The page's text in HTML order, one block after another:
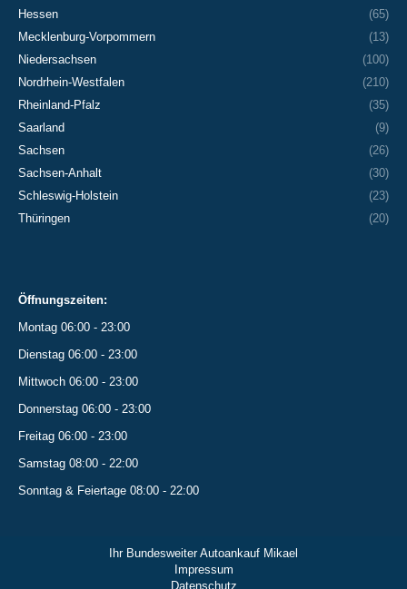
Hessen
(65)
Mecklenburg-Vorpommern
(13)
Niedersachsen
(100)
Nordrhein-Westfalen
(210)
Rheinland-Pfalz
(35)
Saarland
(9)
Sachsen
(26)
Sachsen-Anhalt
(30)
Schleswig-Holstein
(23)
Thüringen
(20)
Öffnungszeiten:
Montag 06:00 - 23:00
Dienstag 06:00 - 23:00
Mittwoch 06:00 - 23:00
Donnerstag 06:00 - 23:00
Freitag 06:00 - 23:00
Samstag 08:00 - 22:00
Sonntag & Feiertage 08:00 - 22:00
Ihr Bundesweiter Autoankauf Mikael
Impressum
Datenschutz